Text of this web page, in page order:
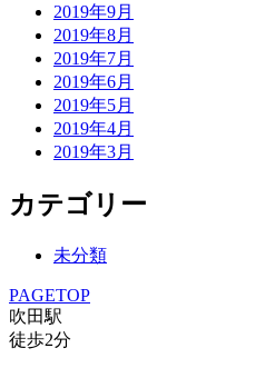
2019年9月
2019年8月
2019年7月
2019年6月
2019年5月
2019年4月
2019年3月
カテゴリー
未分類
PAGETOP
吹田駅
徒歩2分